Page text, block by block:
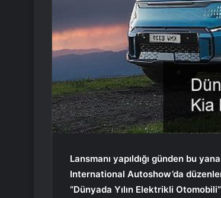
Lansmanı yapıldığı günden bu
International Autoshow’da
“Dünyada Yılın Elektrikli